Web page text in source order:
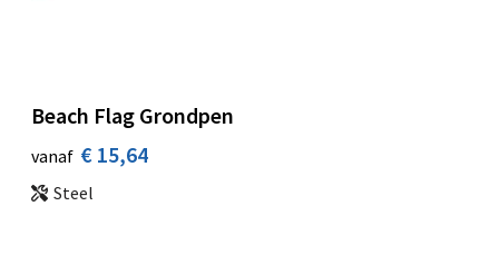
Beach Flag Grondpen
vanaf € 15,64
Steel